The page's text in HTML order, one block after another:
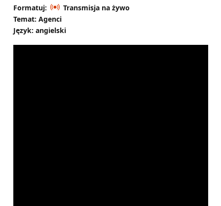
Formatuj:
Transmisja na żywo
Temat: Agenci
Język: angielski